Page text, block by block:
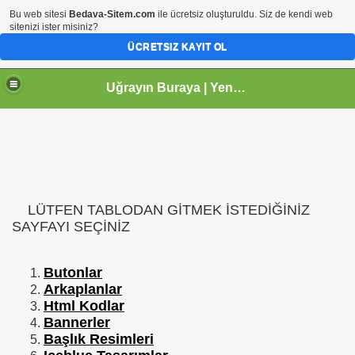
Uğrayın Buraya | Yeni uğrak adresiniz...
LÜTFEN TABLODAN GİTMEK İSTEDİĞİNİZ
SAYFAYI SEÇİNİZ
Butonlar
Arkaplanlar
Html Kodlar
Bannerler
Baş lık Resimleri
Bu web sitesi Bedava-Sitem.com ile ücretsiz oluşturuldu. Siz de kendi web
sitenizi ister misiniz?
ÜCRETSIZ KAYIT OL